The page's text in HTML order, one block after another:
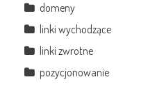
domeny
linki wychodzące
linki zwrotne
pozycjonowanie